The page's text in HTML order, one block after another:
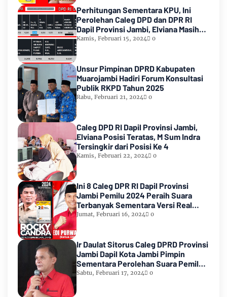
Perhitungan Sementara KPU, Ini
Perolehan Caleg DPD dan DPR RI
Dapil Provinsi Jambi, Elviana Masih
Urutan Kedua Teratas
Kamis, Februari 15, 2024 0
Unsur Pimpinan DPRD Kabupaten
Muarojambi Hadiri Forum Konsultasi
Publik RKPD Tahun 2025
Rabu, Februari 21, 2024 0
Caleg DPD RI Dapil Provinsi Jambi,
Elviana Posisi Teratas, M Sum Indra
Tersingkir dari Posisi Ke 4
Kamis, Februari 22, 2024 0
Ini 8 Caleg DPR RI Dapil Provinsi
Jambi Pemilu 2024 Peraih Suara
Terbanyak Sementara Versi Real
Count KPU RI
Jumat, Februari 16, 2024 0
Ir Daulat Sitorus Caleg DPRD Provinsi
Jambi Dapil Kota Jambi Pimpin
Sementara Perolehan Suara Pemilu
2024
Sabtu, Februari 17, 2024 0